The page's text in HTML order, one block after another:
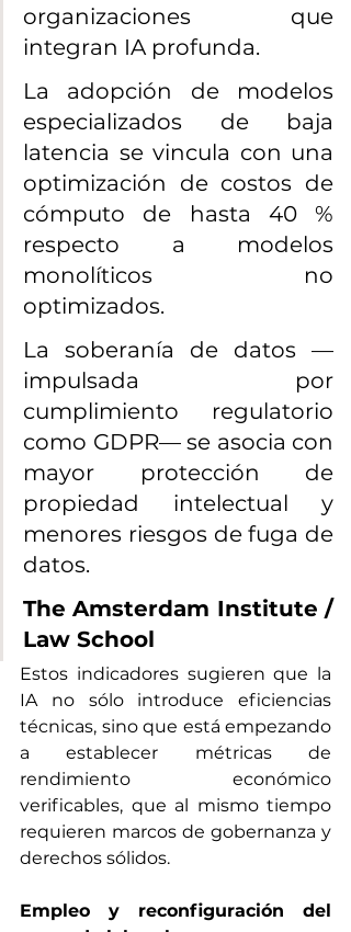
organizaciones que
integran IA profunda.
La adopción de modelos
especializados de baja
latencia se vincula con una
optimización de costos de
cómputo de hasta 40 %
respecto a modelos
monolíticos no
optimizados.
La soberanía de datos —
impulsada por
cumplimiento regulatorio
como GDPR— se asocia con
mayor protección de
propiedad intelectual y
menores riesgos de fuga de
datos.
The Amsterdam Institute /
Law School
Estos indicadores sugieren que la
IA no sólo introduce eficiencias
técnicas, sino que está empezando
a establecer métricas de
rendimiento económico
verificables, que al mismo tiempo
requieren marcos de gobernanza y
derechos sólidos.
Empleo y reconfiguración del